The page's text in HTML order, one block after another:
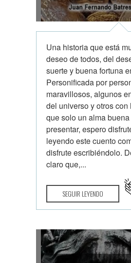
Una historia que está
deseo de todos, del
suerte y buena fortuna
Personificada por
maravillosos, algunos
del universo y otros
que solo un alma
presentar, espero
leyendo este cuento
disfrute escribiéndolo.
claro que,...
SEGUIR LEYENDO